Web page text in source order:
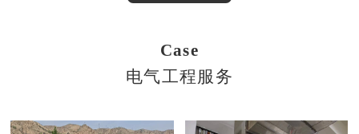
Case
电气工程服务